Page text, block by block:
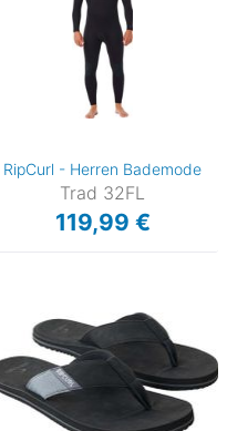
RipCurl - Herren Bademode
Trad 32FL
119,99 €